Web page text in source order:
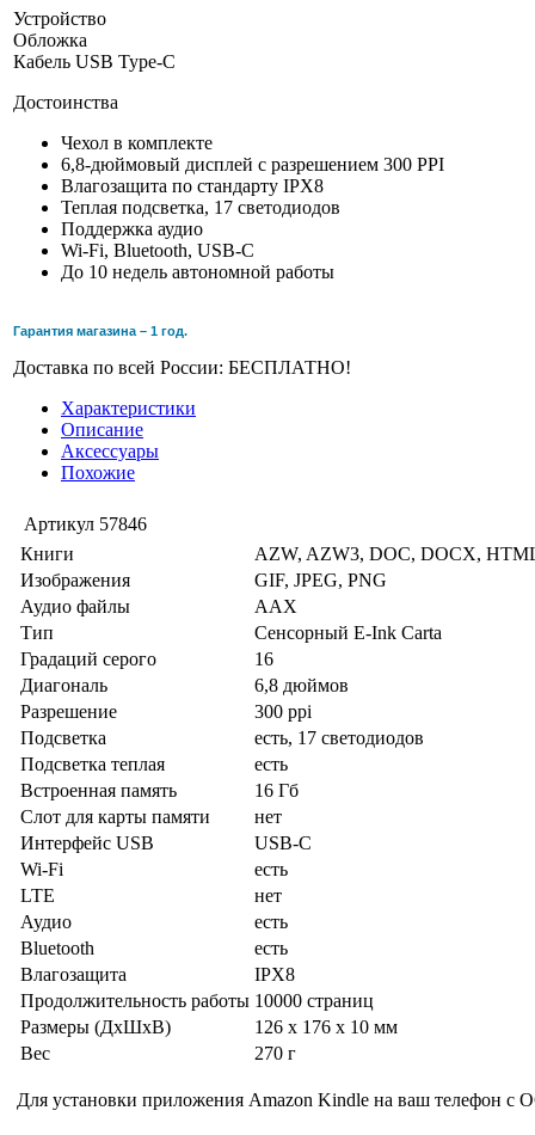
Устройство
Обложка
Кабель USB Type-C
Достоинства
Чехол в комплекте
6,8-дюймовый дисплей с разрешением 300 PPI
Влагозащита по стандарту IPX8
Теплая подсветка, 17 светодиодов
Поддержка аудио
Wi-Fi, Bluetooth, USB-C
До 10 недель автономной работы
Гарантия магазина – 1 год.
Доставка по всей России: БЕСПЛАТНО!
Характеристики
Описание
Аксессуары
Похожие
Артикул 57846
Книги
AZW, AZW3, DOC, DOCX,
Изображения
GIF, JPEG, PNG
Аудио файлы
AAX
Тип
Сенсорный E-Ink Carta
Градаций серого
16
Диагональ
6,8 дюймов
Разрешение
300 ppi
Подсветка
есть, 17 светодиодов
Подсветка теплая
есть
Встроенная память
16 Гб
Слот для карты памяти
нет
Интерфейс USB
USB-C
Wi-Fi
есть
LTE
нет
Аудио
есть
Bluetooth
есть
Влагозащита
IPX8
Продолжительность работы 10000 страниц
Размеры (ДхШхВ)
126 x 176 x 10 мм
Вес
270 г
Для установки приложения Amazon Kindle на ваш телефон с